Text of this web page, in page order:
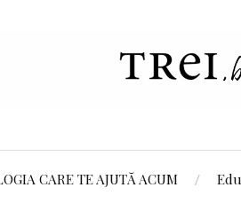
CARE TE AJUTĂ ACUM